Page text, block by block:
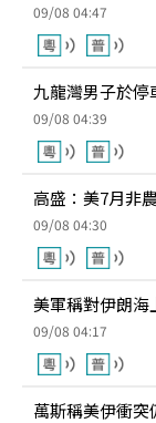
09/08 04:47
九龍灣男子於停
09/08 04:39
高盛：美7月非
09/08 04:30
美軍稱對伊朗海
09/08 04:17
萬斯稱美伊衝突